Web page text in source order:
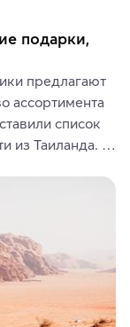
подарки,
предлагают
ассортимента
список
из Таиланда.
интерьера